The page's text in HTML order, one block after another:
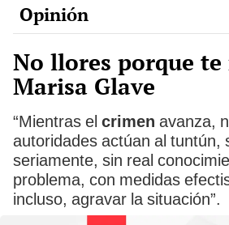
Opinión
No llores porque
Marisa Glave
“Mientras el crimen avanza,
autoridades actúan al tuntún,
seriamente, sin real
problema, con medidas
incluso, agravar la situación”.